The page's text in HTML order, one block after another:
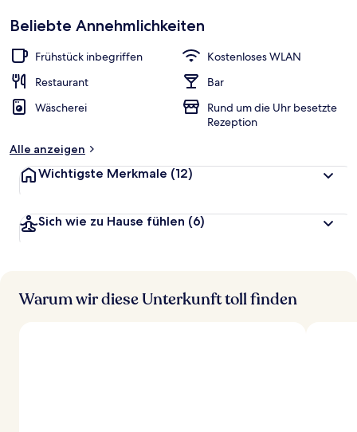
beliebt
b
w
e
Beliebte Annehmlichkeiten
Frühstück inbegriffen
Kostenloses WLAN
Restaurant
Bar
Wäscherei
Rund um die Uhr besetzte
Rezeption
Alle anzeigen
Wichtigste Merkmale (12)
Sich wie zu Hause fühlen (6)
Warum wir diese Unterkunft toll finden